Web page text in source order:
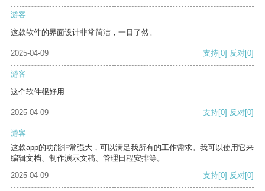
游客
这款软件的界面设计非常简洁，一目了然。
2025-04-09 支持[0] 反对[0]
游客
这个软件很好用
2025-04-09 支持[0] 反对[0]
游客
这款app的功能非常强大，可以满足我所有的工作需求。我可以使用它来
编辑文档、制作演示文稿、管理日程安排等。
2025-04-09
支持[0] 反对[0]